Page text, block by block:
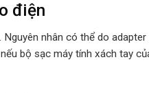
điện
nhân có thể do
bộ sạc máy tính xách tay